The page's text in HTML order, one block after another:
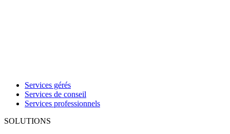
Services gérés
Services de conseil
Services professionnels
SOLUTIONS